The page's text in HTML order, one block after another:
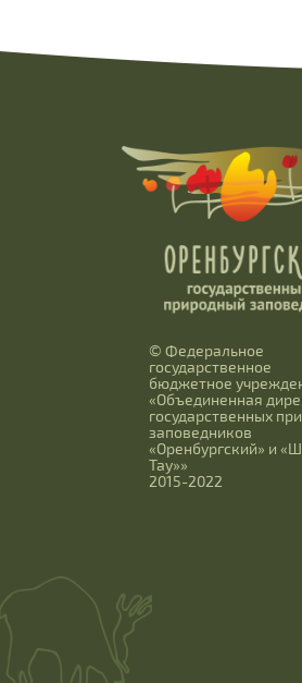
© Федеральное
государственное
бюджетное
«Объединенная
государственных
заповедников
«Оренбургский» и
Тау»»
2015-2022